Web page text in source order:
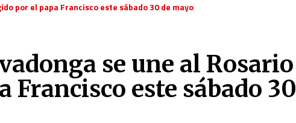
por el papa Francisco este sábado 30 de mayo
se une al Rosario
este sábado 30